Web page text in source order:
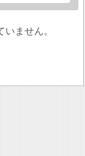
ません。